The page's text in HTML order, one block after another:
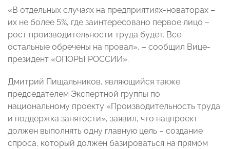
«В отдельных случаях на предприятиях-новаторах –
их не более 5%, где заинтересовано первое лицо –
рост производительности труда будет. Все
остальные обречены на провал», – сообщил Вице-
президент «ОПОРЫ РОССИИ».
Дмитрий Пищальников, являющийся также
председателем Экспертной группы по
национальному проекту «Производительность труда
и поддержка занятости», заявил, что нацпроект
должен выполнять одну главную цель – создание
спроса, который должен базироваться на прямом